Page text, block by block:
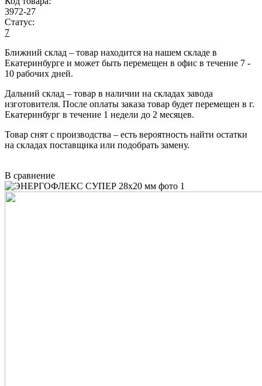
3972-27
Статус:
7
Ближний склад – товар находится на нашем складе в
Екатеринбурге и может быть перемещен в офис в течение 7 -
10 рабочих дней.
Дальний склад – товар в наличии на складах завода
изготовителя. После оплаты заказа товар будет перемещен в г.
Екатеринбург в течение 1 недели до 2 месяцев.
Товар снят с производства – есть вероятность найти остатки
на складах поставщика или подобрать замену.
В сравнение